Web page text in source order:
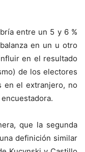
entre un 5 y 6 %
en un u otro
en el resultado
de los electores
en el extranjero, no
que la segunda
definición similar